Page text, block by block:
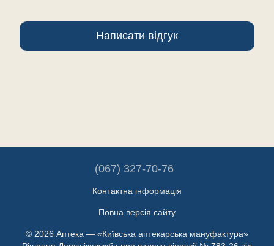
Написати відгук
(067) 327-70-76
Контактна інформація
Повна версія сайту
© 2026 Аптека — «Київська аптекарська мануфактура»